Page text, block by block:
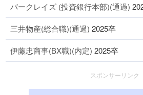
バークレイズ (投資銀行本部)(通過)
三井物産(総合職)(通過) 2025卒
伊藤忠商事(BX職)(内定) 2025卒
スポンサーリンク